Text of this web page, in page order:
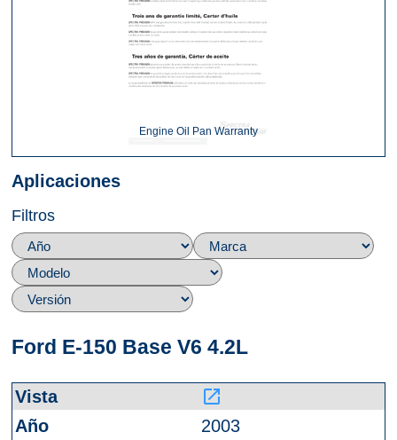
Engine Oil Pan Warranty
Aplicaciones
Filtros
Ford E-150 Base V6 4.2L
launch
2003